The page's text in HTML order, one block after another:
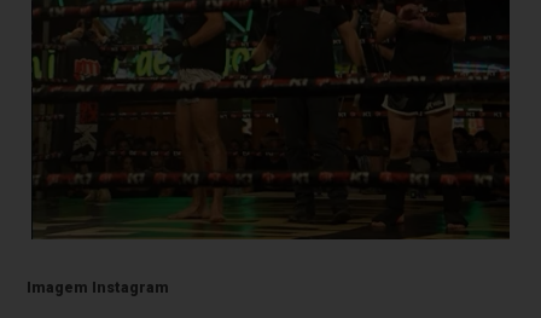
Imagem Instagram